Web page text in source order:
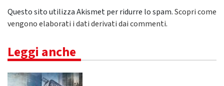
Questo sito utilizza Akismet per ridurre lo spam.Scopri come
vengono elaborati i dati derivati dai commenti.
Leggi anche